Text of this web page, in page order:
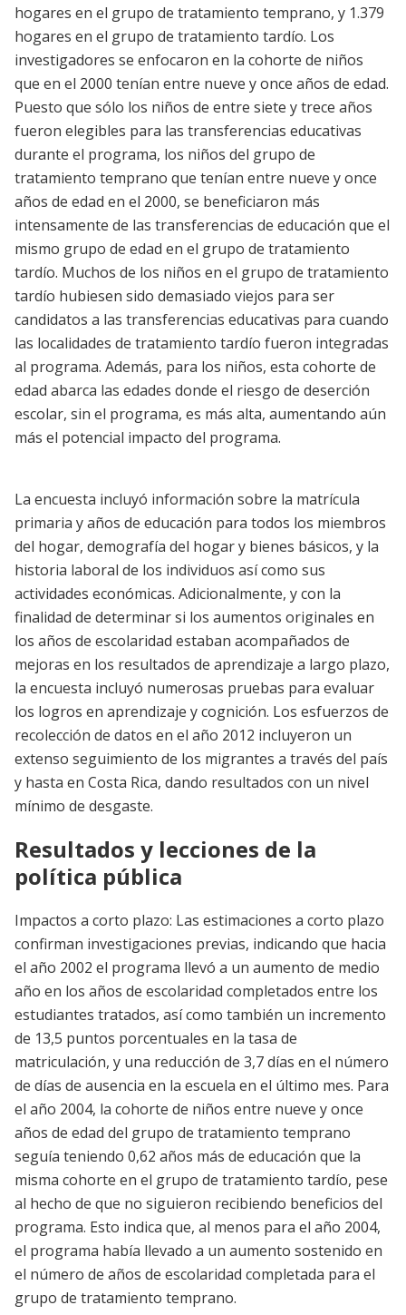
hogares en el grupo de tratamiento temprano, y 1.379
hogares en el grupo de tratamiento tardío. Los
investigadores se enfocaron en la cohorte de niños
que en el 2000 tenían entre nueve y once años de edad.
Puesto que sólo los niños de entre siete y trece años
fueron elegibles para las transferencias educativas
durante el programa, los niños del grupo de
tratamiento temprano que tenían entre nueve y once
años de edad en el 2000, se beneficiaron más
intensamente de las transferencias de educación que el
mismo grupo de edad en el grupo de tratamiento
tardío. Muchos de los niños en el grupo de tratamiento
tardío hubiesen sido demasiado viejos para ser
candidatos a las transferencias educativas para cuando
las localidades de tratamiento tardío fueron integradas
al programa. Además, para los niños, esta cohorte de
edad abarca las edades donde el riesgo de deserción
escolar, sin el programa, es más alta, aumentando aún
más el potencial impacto del programa.
La encuesta incluyó información sobre la matrícula
primaria y años de educación para todos los miembros
del hogar, demografía del hogar y bienes básicos, y la
historia laboral de los individuos así como sus
actividades económicas. Adicionalmente, y con la
finalidad de determinar si los aumentos originales en
los años de escolaridad estaban acompañados de
mejoras en los resultados de aprendizaje a largo plazo,
la encuesta incluyó numerosas pruebas para evaluar
los logros en aprendizaje y cognición. Los esfuerzos de
recolección de datos en el año 2012 incluyeron un
extenso seguimiento de los migrantes a través del país
y hasta en Costa Rica, dando resultados con un nivel
mínimo de desgaste.
Resultados y lecciones de la
política pública
Impactos a corto plazo: Las estimaciones a corto plazo
confirman investigaciones previas, indicando que hacia
el año 2002 el programa llevó a un aumento de medio
año en los años de escolaridad completados entre los
estudiantes tratados, así como también un incremento
de 13,5 puntos porcentuales en la tasa de
matriculación, y una reducción de 3,7 días en el número
de días de ausencia en la escuela en el último mes. Para
el año 2004, la cohorte de niños entre nueve y once
años de edad del grupo de tratamiento temprano
seguía teniendo 0,62 años más de educación que la
misma cohorte en el grupo de tratamiento tardío, pese
al hecho de que no siguieron recibiendo beneficios del
programa. Esto indica que, al menos para el año 2004,
el programa había llevado a un aumento sostenido en
el número de años de escolaridad completada para el
grupo de tratamiento temprano.